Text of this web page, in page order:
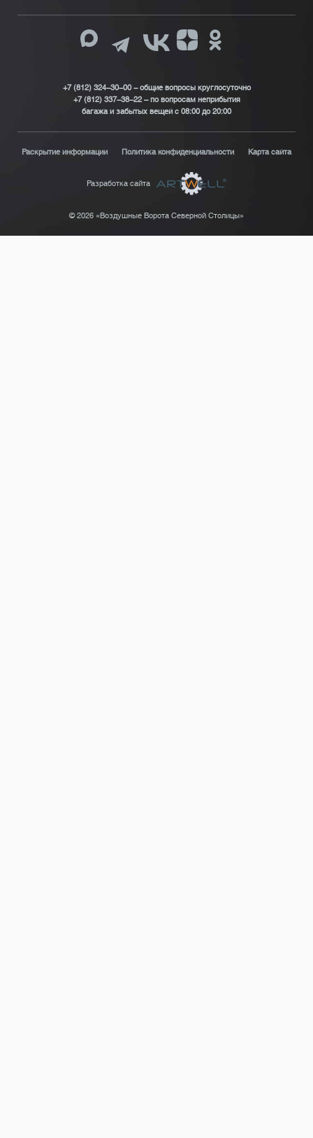
+7 (812) 324-30-00 - общие вопросы круглосуточно
+7 (812) 337-38-22 – по вопросам неприбытия
багажа и забытых вещей с 08:00 до 20:00
Раскрытие информации Политика конфиденциальности Карта сайта
Разработка сайта
© 2026 «Воздушные Ворота Северной Столицы»